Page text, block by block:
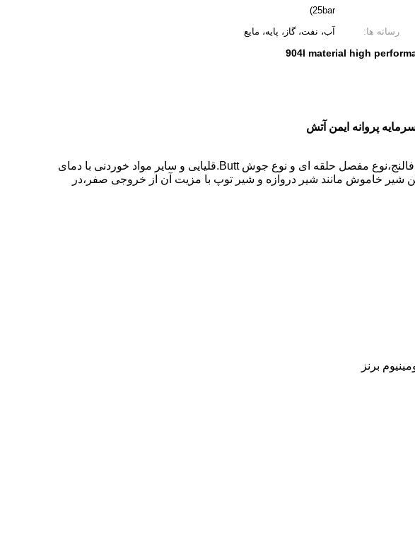
25bar)
رسانه ها:
آب، نفت، گاز، پایه، مایع
904l material high
شیر پروانه Coosai انواع مختلفی را ارائه می دهد تا با ابعاد مختلف روبرو شود. مانند نوع وافر،نوع لوگ،نوع فالنج،نوع مفصل حلقه ای و نوع جوش Butt.قلیایی و سایر مواد خوردنی با دمای
شیر خاموش مانند شیر دروازه و شیر توپ با مزیت آن از خروجی صفر،در